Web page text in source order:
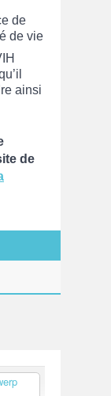
de
de vie
ainsi
de